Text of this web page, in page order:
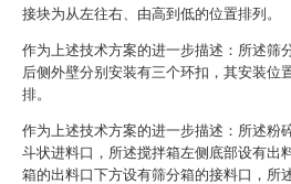
接块为从左往右、由高到低的位置排列。
作为上述技术方案的进一步描述：所述筛
后侧外壁分别安装有三个环扣，其安装位
排。
作为上述技术方案的进一步描述：所述粉
斗状进料口，所述搅拌箱左侧底部设有出
箱的出料口下方设有筛分箱的接料口，所